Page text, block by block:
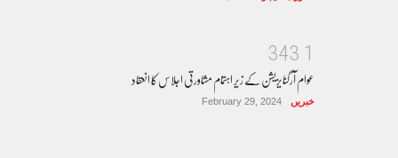
1
3
4
3
عوام آرگنایزیشن کے زیر اہتمام مشاورتی اجلاس کا انعقاد
خبریں February 29, 2024